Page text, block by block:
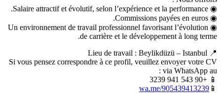
◉ Salaire attractif et évolutif, selon l’expérience et la performance.
◉ Commissions payées en euros.
◉ Un environnement de travail professionnel favorisant l’évolution
de carrière et le développement à long terme.
📍 Lieu de travail : Beylikdüzü – Istanbul
Si vous pensez correspondre à ce profil, veuillez envoyer votre CV
via WhatsApp au :
📱 +90 543 941 3239
📱
wa.me/905439413239